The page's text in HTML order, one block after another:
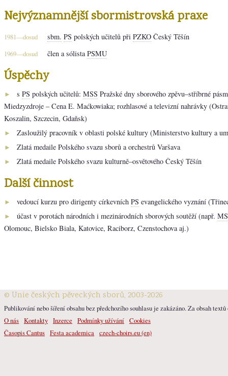
Nejvýznamnější sbormistrovská praxe
1981—dosud sbm. PS polských učitelů při PZKO Český Těšín
1969—dosud člen a sólista PSMU
Úspěchy
► s PS polských učitelů: MSS Pražské dny sborového zpěvu–stříbrné
Miedzyzdroje – Cena E. Maćkowiaka; rozhlasové a televizní nahrávky
Koszalin, Szczecin, Gdaňsk)
► Zasloužilý pracovník v oblasti polské kultury (Ministerstvo kultury a
► Zlatá medaile Polského svazu sborů a orchestrů Varšava
► Zlatá medaile Polského svazu kulturně–osvětového Český Těšín
Další činnost
► vedoucí kurzu pro dirigenty církevních PS evangelického vyznání
► účast v porotách národních i mezinárodních sborových soutěží (např.
Olomouc, Bielsko Biala, Katovice, Raciborz, Czenstochova aj.)
© Unie českých pěveckých sborů, 2003-2026
Publikování nebo šíření obsahu bez předchozího souhlasu je zakázáno. Za obsah
O nás Kontakty Inzerce Podmínky užívání Cookies
Časopis Cantus Festa academica czech-choirs.eu (en)